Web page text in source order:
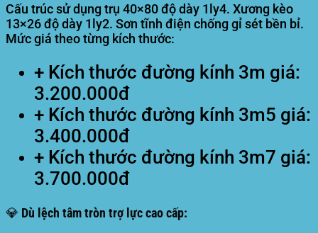
Cấu trúc sử dụng trụ 40×80 độ dày 1ly4. Xương kèo
13×26 độ dày 1ly2. Sơn tĩnh điện chống gỉ sét bền bỉ.
Mức giá theo từng kích thước:
+ Kích thước đường kính 3m giá:
3.200.000đ
+ Kích thước đường kính 3m5 giá:
3.400.000đ
+ Kích thước đường kính 3m7 giá:
3.700.000đ
💎 Dù lệch tâm tròn trợ lực cao cấp: